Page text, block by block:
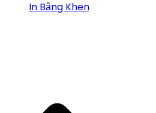
In Bằng Khen